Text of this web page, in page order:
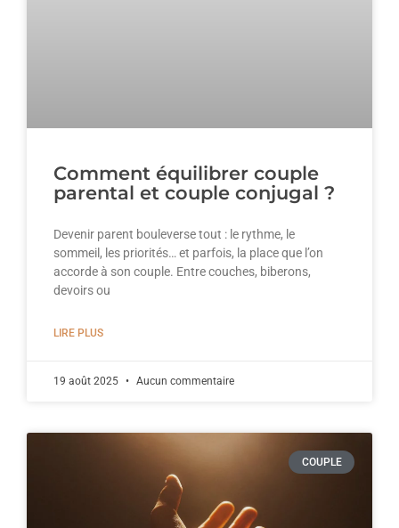
Comment équilibrer couple
parental et couple conjugal ?
Devenir parent bouleverse tout : le rythme, le
sommeil, les priorités… et parfois, la place que l’on
accorde à son couple. Entre couches, biberons,
devoirs ou
LIRE PLUS
19 août 2025 Aucun commentaire
COUPLE